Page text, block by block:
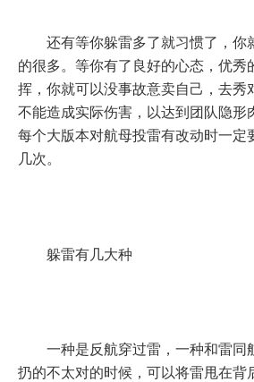
还有等你躲雷多了就习惯了，你
的很多。等你有了良好的心态，优秀
挥，你就可以没事故意卖自己，去秀
不能造成实际伤害，以达到团队隐形
每个大版本对航母投雷有改动时一定
几次。
躲雷有几大种
一种是反航穿过雷，一种和雷同
扔的不太对的时候，可以将雷甩在背